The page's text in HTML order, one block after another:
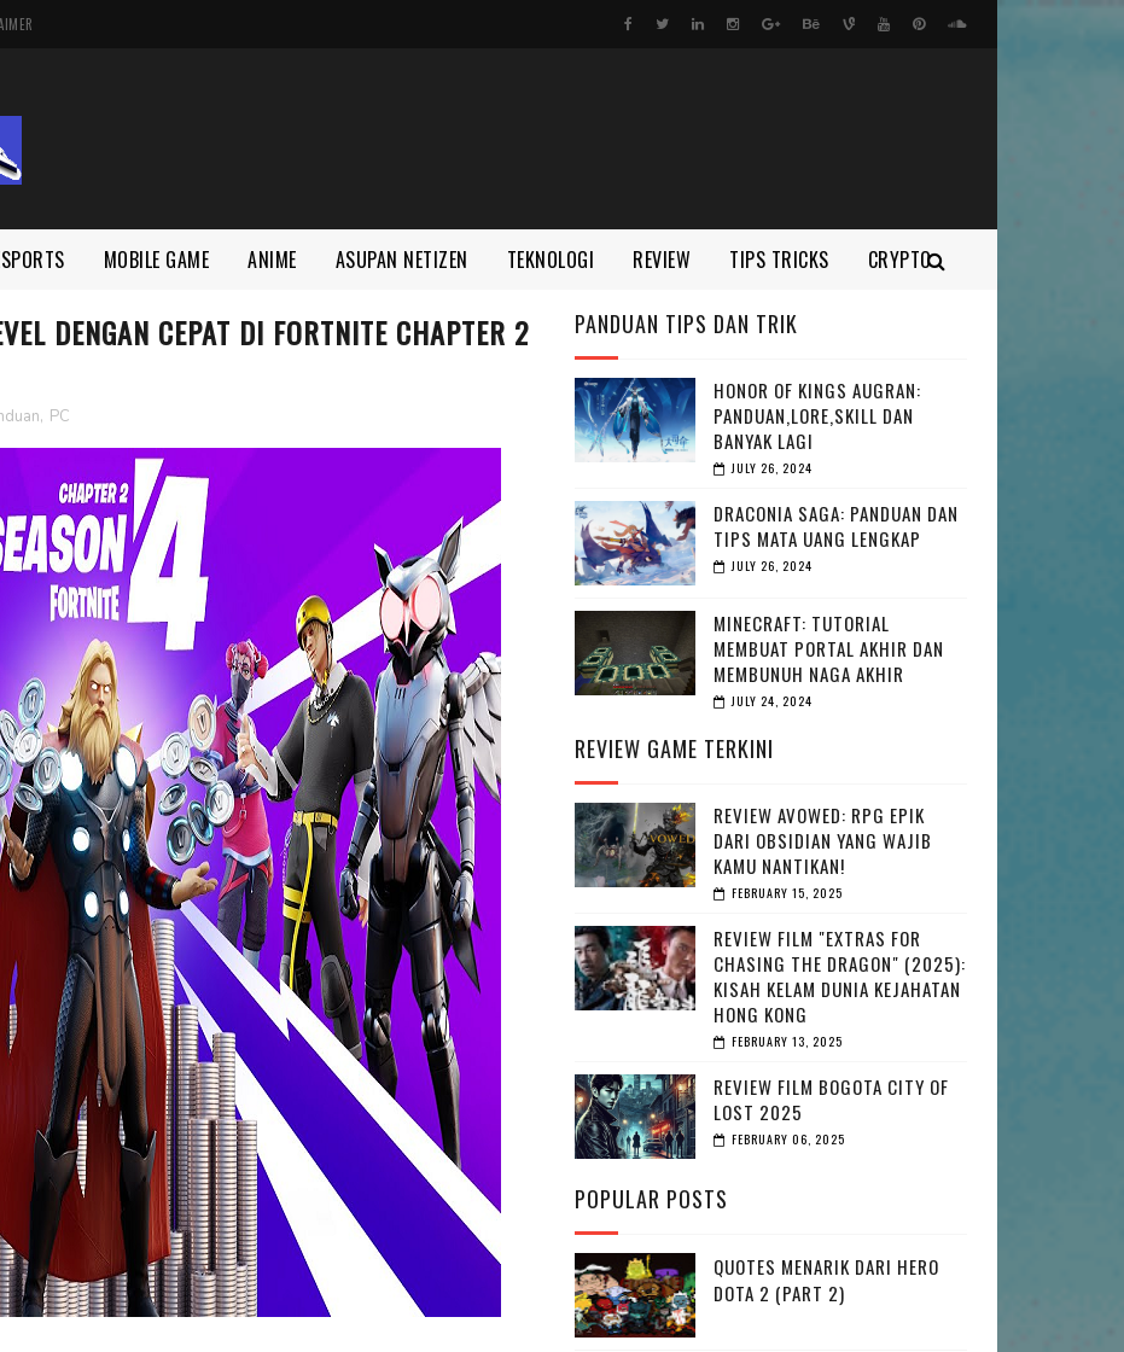
MOBILE GAME ANIME ASUPAN NETIZEN TEKNOLOGI REVIEW TIPS TRICKS CRYPTO
DENGAN CEPAT DI FORTNITE CHAPTER 2
, PC
PANDUAN TIPS DAN TRIK
HONOR OF KINGS AUGRAN:
PANDUAN,LORE,SKILL DAN
BANYAK LAGI
JULY 26, 2024
DRACONIA SAGA: PANDUAN DAN
TIPS MATA UANG LENGKAP
JULY 26, 2024
MINECRAFT: TUTORIAL
MEMBUAT PORTAL AKHIR DAN
MEMBUNUH NAGA AKHIR
JULY 24, 2024
REVIEW GAME TERKINI
REVIEW AVOWED: RPG EPIK
DARI OBSIDIAN YANG WAJIB
KAMU NANTIKAN!
FEBRUARY 15, 2025
REVIEW FILM "EXTRAS FOR
CHASING THE DRAGON" (2025):
KISAH KELAM DUNIA KEJAHATAN
HONG KONG
FEBRUARY 13, 2025
REVIEW FILM BOGOTA CITY OF
LOST 2025
FEBRUARY 06, 2025
POPULAR POSTS
QUOTES MENARIK DARI HERO
DOTA 2 (PART 2)